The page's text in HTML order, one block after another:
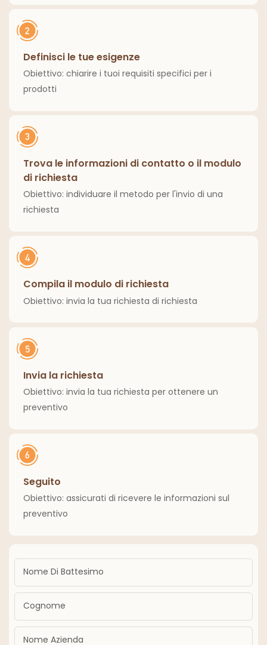
Definisci le tue esigenze
Obiettivo: chiarire i tuoi requisiti specifici per i
prodotti
Trova le informazioni di contatto o il modulo
di richiesta
Obiettivo: individuare il metodo per l'invio di una
richiesta
Compila il modulo di richiesta
Obiettivo: invia la tua richiesta di richiesta
Invia la richiesta
Obiettivo: invia la tua richiesta per ottenere un
preventivo
Seguito
Obiettivo: assicurati di ricevere le informazioni sul
preventivo
Nome Di Battesimo
Cognome
Nome Azienda